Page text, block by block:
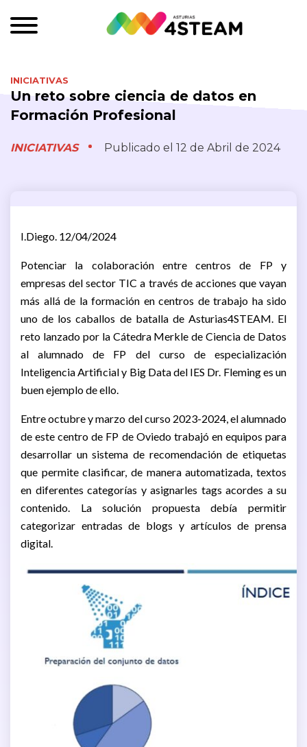
INICIATIVAS
Un reto sobre ciencia de datos en
Formación Profesional
INICIATIVAS Publicado el 12 de Abril de 2024
I.Diego. 12/04/2024
Potenciar la colaboración entre centros de FP y
empresas del sector TIC a través de acciones que vayan
más allá de la formación en centros de trabajo ha sido
uno de los caballos de batalla de Asturias4STEAM. El
reto lanzado por la Cátedra Merkle de Ciencia de Datos
al alumnado de FP del curso de especialización
Inteligencia Artificial y Big Data del IES Dr. Fleming es un
buen ejemplo de ello.
Entre octubre y marzo del curso 2023-2024, el alumnado
de este centro de FP de Oviedo trabajó en equipos para
desarrollar un sistema de recomendación de etiquetas
que permite clasificar, de manera automatizada, textos
en diferentes categorías y asignarles tags acordes a su
contenido. La solución propuesta debía permitir
categorizar entradas de blogs y artículos de prensa
digital.